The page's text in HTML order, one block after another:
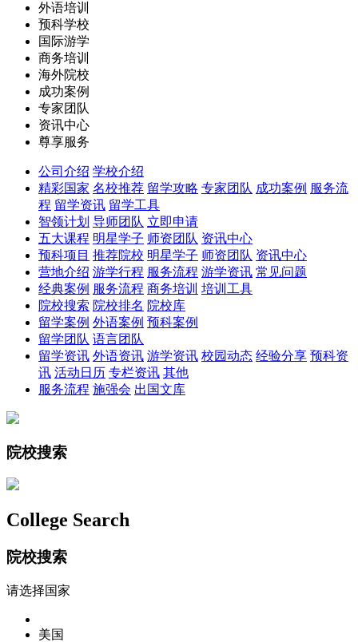
外语培训
预科学校
国际游学
商务培训
海外院校
成功案例
专家团队
资讯中心
尊享服务
公司介绍 学校介绍
精彩国家 名校推荐 留学攻略 专家团队 成功案例 服务流
程 留学资讯 留学工具
智领计划 导师团队 立即申请
五大课程 明星学子 师资团队 资讯中心
预科项目 推荐院校 明星学子 师资团队 资讯中心
营地介绍 游学行程 服务流程 游学资讯 常见问题
经典案例 服务流程 商务培训 培训工具
院校搜索 院校排名 院校库
留学案例 外语案例 预科案例
留学团队 语言团队
留学资讯 外语资讯 游学资讯 校园动态 经验分享 预科资
讯 活动日历 专栏资讯 其他
服务流程 施强会 出国文库
院校搜索
College Search
院校搜索
请选择国家
美国